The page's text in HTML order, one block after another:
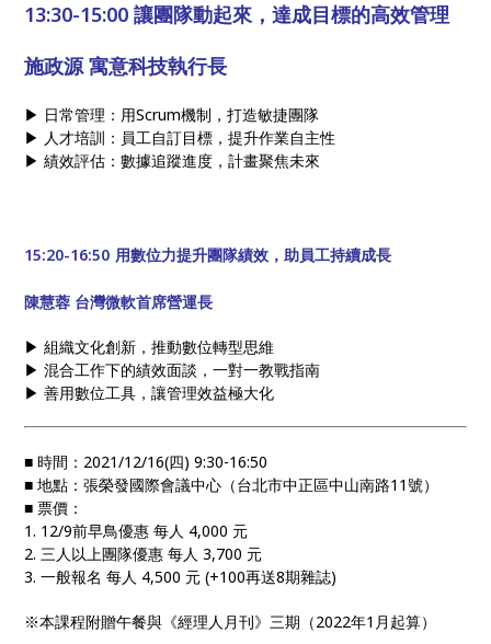
13:30-15:00 讓團隊動起來，達成目標的高效管理
施政源 寓意科技執行長
▶ 日常管理：用Scrum機制，打造敏捷團隊
▶ 人才培訓：員工自訂目標，提升作業自主性
▶ 績效評估：數據追蹤進度，計畫聚焦未來
15:20-16:50 用數位力提升團隊績效，助員工持續成長
陳慧蓉 台灣微軟首席營運長
▶ 組織文化創新，推動數位轉型思維
▶ 混合工作下的績效面談，一對一教戰指南
▶ 善用數位工具，讓管理效益極大化
■ 時間：2021/12/16(四) 9:30-16:50
■ 地點：張榮發國際會議中心（台北市中正區中山南路11號）
■ 票價：
1. 12/9前早鳥優惠 每人 4,000 元
2. 三人以上團隊優惠 每人 3,700 元
3. 一般報名 每人 4,500 元 (+100再送8期雜誌)
※本課程附贈午餐與《經理人月刊》三期（2022年1月起算）